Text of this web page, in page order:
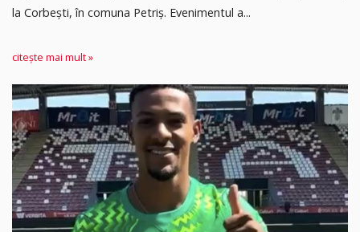
la Corbești, în comuna Petriș. Evenimentul a...
citește mai mult »